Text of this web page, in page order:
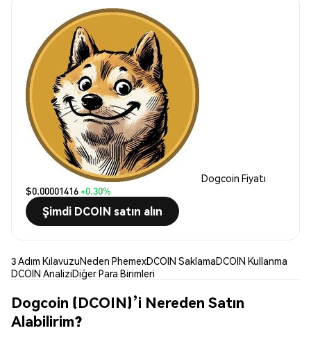
Dogcoin Fiyatı
$0.00001416+0.30%
Şimdi DCOIN satın alın
3 Adım KılavuzuNeden PhemexDCOIN SaklamaDCOIN Kullanma
DCOIN AnaliziDiğer Para Birimleri
Dogcoin (DCOIN)’i Nereden Satın
Alabilirim?